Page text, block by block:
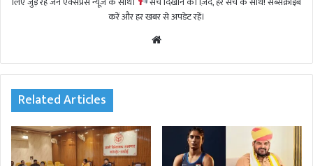
करें और हर खबर से अपडेट रहें।
te
Related Articles